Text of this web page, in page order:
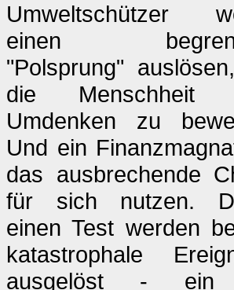
Umweltschützer
einen
"Polsprung"
die Menschheit
Umdenken zu
Und ein
das ausbrechende
für sich nutzen.
einen Test werden
katastrophale
ausgelöst - ein